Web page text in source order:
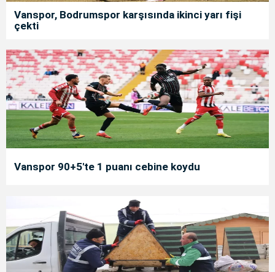
Vanspor, Bodrumspor karşısında ikinci yarı fişi
çekti
Vanspor 90+5'te 1 puanı cebine koydu